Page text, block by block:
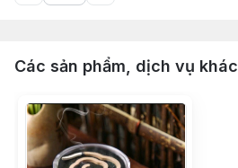
Các sản phẩm, dịch vụ khác